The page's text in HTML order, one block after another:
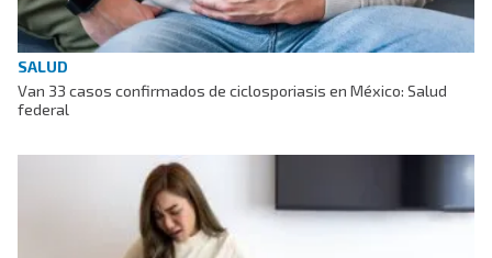
SALUD
Van 33 casos confirmados de ciclosporiasis en México: Salud
federal